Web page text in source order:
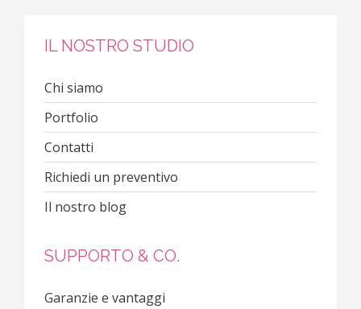
IL NOSTRO STUDIO
Chi siamo
Portfolio
Contatti
Richiedi un preventivo
Il nostro blog
SUPPORTO & CO.
Garanzie e vantaggi